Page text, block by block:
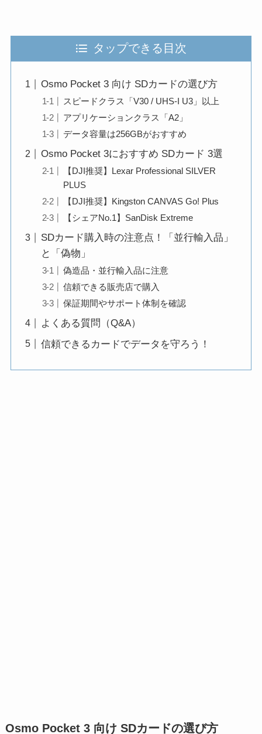
タップできる目次
Osmo Pocket 3 向け SDカードの選び方
スピードクラス「V30 / UHS-I U3」以上
アプリケーションクラス「A2」
データ容量は256GBがおすすめ
Osmo Pocket 3におすすめ SDカード 3選
【DJI推奨】Lexar Professional SILVER
PLUS
【DJI推奨】Kingston CANVAS Go! Plus
【シェアNo.1】SanDisk Extreme
SDカード購入時の注意点！「並行輸入品」
と「偽物」
偽造品・並行輸入品に注意
信頼できる販売店で購入
保証期間やサポート体制を確認
よくある質問（Q&A）
信頼できるカードでデータを守ろう！
Osmo Pocket 3 向け SDカードの選び方